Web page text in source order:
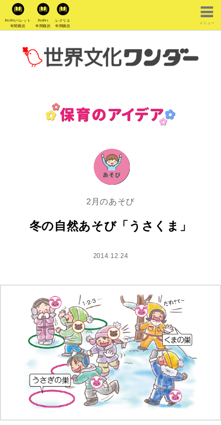
PriPriパレット
年間購読
PriPri
年間購読
レクリエ
年間購読
メニュー
2月のあそび
冬の自然あそび「うさくま」
2014.12.24